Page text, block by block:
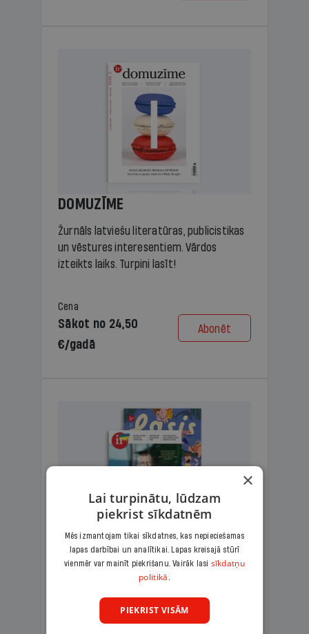
DOMUZĪME
Žurnāls latviešu literatūras, publicistikas
un vēstures interesentiem. Vārdos
izteikts laiks. Turpini lasīt!
Cena
Sākot no 24,50
€/gadā
Abonēt
KOMPLEKTS IR + LASIS
Ģimenes komplekts – aizraujošs
lasāmžurnāls bērniem un analītiska
lasāmviela vecākiem.
×
Lai turpinātu, lūdzam
piekrist sīkdatnēm
Mēs izmantojam tikai sīkdatnes, kas nepieciešamas
lapas darbībai un analītikai. Lapas kreisajā stūrī
vienmēr var mainīt piekrišanu. Vairāk lasi sīkdatņu
politikā.
PIEKRIST VISĀM